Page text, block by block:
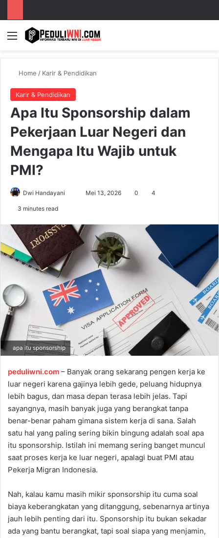
Menu
Home / Karir & Pendidikan
Karir & Pendidikan
Apa Itu Sponsorship dalam
Pekerjaan Luar Negeri dan
Mengapa Itu Wajib untuk
PMI?
Dwi Handayani
d
n
e
m
a
i
l
Mei 13, 2026 0 4
3 minutes read
apa itu sponsorship
peduliwni.com – Banyak orang sekarang pengen kerja ke
luar negeri karena gajinya lebih gede, peluang hidupnya
lebih bagus, dan masa depan terasa lebih jelas. Tapi
sayangnya, masih banyak juga yang berangkat tanpa
benar-benar paham gimana sistem kerja di sana. Salah
satu hal yang paling sering bikin bingung adalah soal apa
itu sponsorship. Istilah ini memang sering banget muncul
saat proses kerja ke luar negeri, apalagi buat PMI atau
Pekerja Migran Indonesia.
Nah, kalau kamu masih mikir sponsorship itu cuma soal
biaya keberangkatan yang ditanggung, sebenarnya artinya
jauh lebih penting dari itu. Sponsorship itu bukan sekadar
ada yang bantu berangkat, tapi soal siapa yang menjamin,